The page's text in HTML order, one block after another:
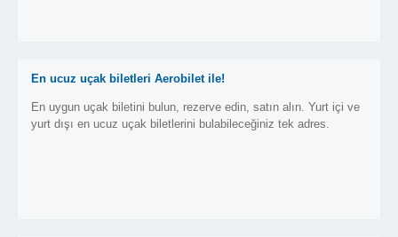
En ucuz uçak biletleri Aerobilet ile!
En uygun uçak biletini bulun, rezerve edin, satın alın. Yurt içi ve
yurt dışı en ucuz uçak biletlerini bulabileceğiniz tek adres.